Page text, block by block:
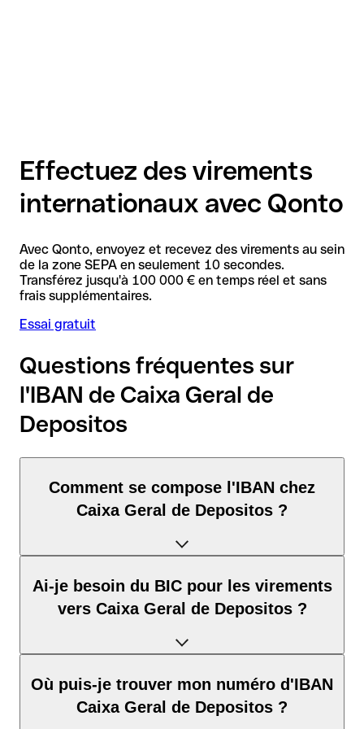
Effectuez des virements
internationaux avec Qonto
Avec Qonto, envoyez et recevez des virements au sein
de la zone SEPA en seulement 10 secondes.
Transférez jusqu'à 100 000 € en temps réel et sans
frais supplémentaires.
Essai gratuit
Questions fréquentes sur
l'IBAN de Caixa Geral de
Depositos
Comment se compose l'IBAN chez
Caixa Geral de Depositos ?
L'IBAN au Portugal se compose exactement de 25 caractères
et comprend trois éléments :
automatiquement que l’IBAN est valide
BBAN (position 5–25) : correspond au numéro de compte
Ai-je besoin du BIC pour les virements
vers Caixa Geral de Depositos ?
Cela dépend de la destination du virement :
Au sein de la zone SEPA : non. Pour tous les virements en
Où puis-je trouver mon numéro d'IBAN
Caixa Geral de Depositos ?